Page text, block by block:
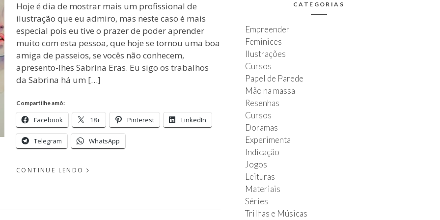
Hoje é dia de mostrar mais um profissional de
ilustração que eu admiro, mas neste caso é mais
especial pois eu tive o prazer de poder aprender
muito com esta pessoa, que hoje se tornou uma boa
amiga de passeios, se vocês não conhecem,
apresento-lhes Sabrina Eras. Eu sigo os trabalhos
da Sabrina há um […]
Compartilhe amô:
Facebook 18+ Pinterest LinkedIn
Telegram WhatsApp
CONTINUE LENDO
CATEGORIAS
Empreender
Feminices
Ilustrações
Cursos
Papel de Parede
Mão na massa
Resenhas
Cursos
Doramas
Experimenta
Indicação
Jogos
Leituras
Materiais
Séries
Trilhas e Músicas